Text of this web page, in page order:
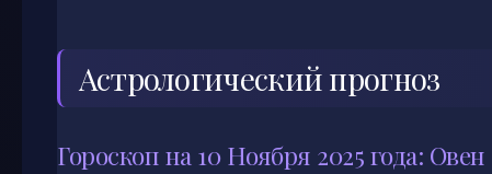
Астрологический прогноз
Гороскоп на 10 Ноября 2025 года: Овен